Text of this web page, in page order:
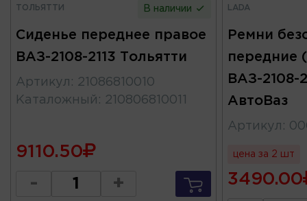
ТОЛЬЯТТИ В наличии
Сиденье переднее правое
ВАЗ-2108-2113 Тольятти
Артикул : 21086810010
Каталожный : 210806810011
9110.50
- +
LADA
Ремни
передние
ВАЗ-2108-
АвтоВаз
Артикул :
цена за 2 шт
3490.00